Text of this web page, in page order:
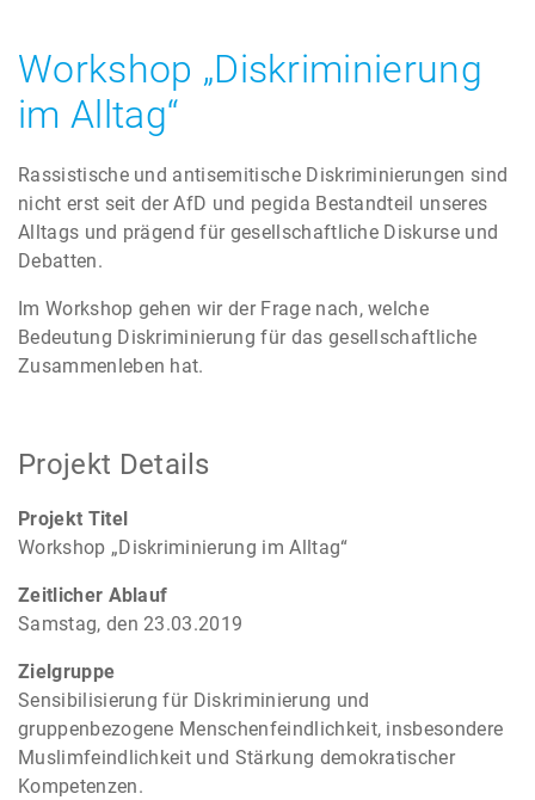
Workshop „Diskriminierung
im Alltag“
Rassistische und antisemitische Diskriminierungen sind
nicht erst seit der AfD und pegida Bestandteil unseres
Alltags und prägend für gesellschaftliche Diskurse und
Debatten.
Im Workshop gehen wir der Frage nach, welche
Bedeutung Diskriminierung für das gesellschaftliche
Zusammenleben hat.
Projekt Details
Projekt Titel
Workshop „Diskriminierung im Alltag“
Zeitlicher Ablauf
Samstag, den 23.03.2019
Zielgruppe
Sensibilisierung für Diskriminierung und
gruppenbezogene Menschenfeindlichkeit, insbesondere
Muslimfeindlichkeit und Stärkung demokratischer
Kompetenzen.